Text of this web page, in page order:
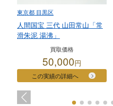
東京都 目黒区
人間国宝 三代 山田常山「常
滑朱泥 湯沸」
買取価格
50,000円
この実績の詳細へ